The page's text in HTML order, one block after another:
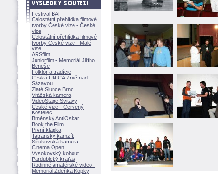
Festival BAF
Celostátní přehlídka filmové
tvorby České vize - České
vize
Celostátní přehlídka filmové
tvorby České vize - Malé
vize
ARSfilm
Juniorfilm - Memoriál Jiřího
Beneše
Folklór a tradície
Česká UNICA Zruč nad
Sázavou
Zlaté Slunce Brno
Vrážská kamera
VideoStage Svitavy
České vize - Červený
Kostelec
Brněnský AntiOskar
Book the Film
První klapka
Tatranský kamzík
Střekovská kamera
Cinema Open
Vysokovský kohout
Pardubický kraťas
Rodinné amatérské video -
Memoriál Zdeňka Kopky